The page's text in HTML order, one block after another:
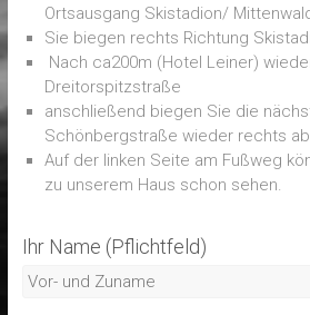
Ortsausgang Skistadion/
Sie biegen rechts Richtung
Nach ca200m (Hotel Leiner)
Dreitorspitzstraße
anschließend biegen Sie die
Schönbergstraße wieder rechts
Auf der linken Seite am Fußweg
zu unserem Haus schon sehen.
Ihr Name (Pflichtfeld)